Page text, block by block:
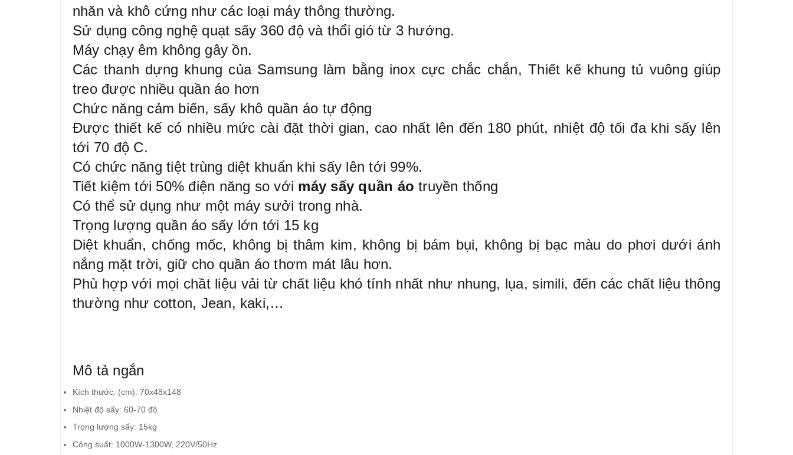
nhăn và khô cứng như các loại máy thông thường.
Sử dụng công nghệ quạt sấy 360 độ và thổi gió từ 3 hướng.
Máy chạy êm không gây ồn.
Các thanh dựng khung của Samsung làm bằng inox cực chắc chắn, Thiết kế khung tủ vuông giúp
treo được nhiều quần áo hơn
Chức năng cảm biến, sấy khô quần áo tự động
Được thiết kế có nhiều mức cài đặt thời gian, cao nhất lên đến 180 phút, nhiệt độ tối đa khi sấy lên
tới 70 độ C.
Có chức năng tiệt trùng diệt khuẩn khi sấy lên tới 99%.
Tiết kiệm tới 50% điện năng so với máy sấy quần áo truyền thống
Có thể sử dụng như một máy sưởi trong nhà.
Trọng lượng quần áo sấy lớn tới 15 kg
Diệt khuẩn, chống mốc, không bị thâm kim, không bị bám bụi, không bị bạc màu do phơi dưới ánh
nắng mặt trời, giữ cho quần áo thơm mát lâu hơn.
Phù hợp với mọi chầt liệu vải từ chất liệu khó tính nhất như nhung, lụa, simili, đến các chất liệu thông
thường như cotton, Jean, kaki,…
Mô tả ngắn
Kích thước: (cm): 70x48x148
Nhiệt độ sấy: 60-70 độ
Trọng lượng sấy: 15kg
Công suất: 1000W-1300W, 220V/50Hz